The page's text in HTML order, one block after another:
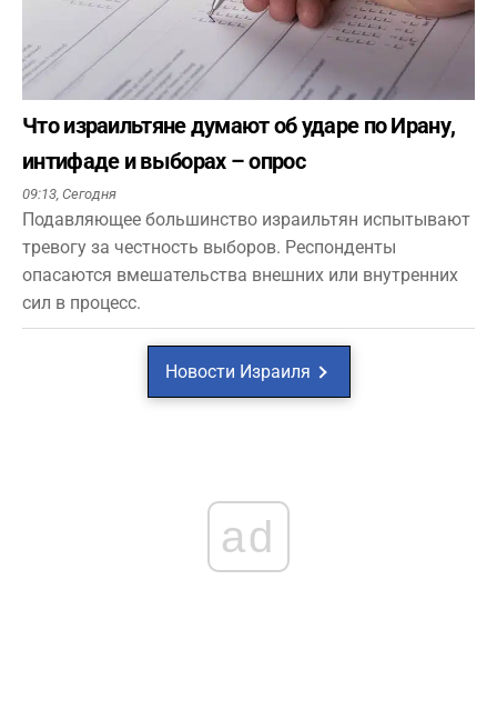
Что израильтяне думают об ударе по Ирану,
интифаде и выборах – опрос
09:13, Сегодня
Подавляющее большинство израильтян испытывают
тревогу за честность выборов. Респонденты
опасаются вмешательства внешних или внутренних
сил в процесс.
Новости Израиля
ad